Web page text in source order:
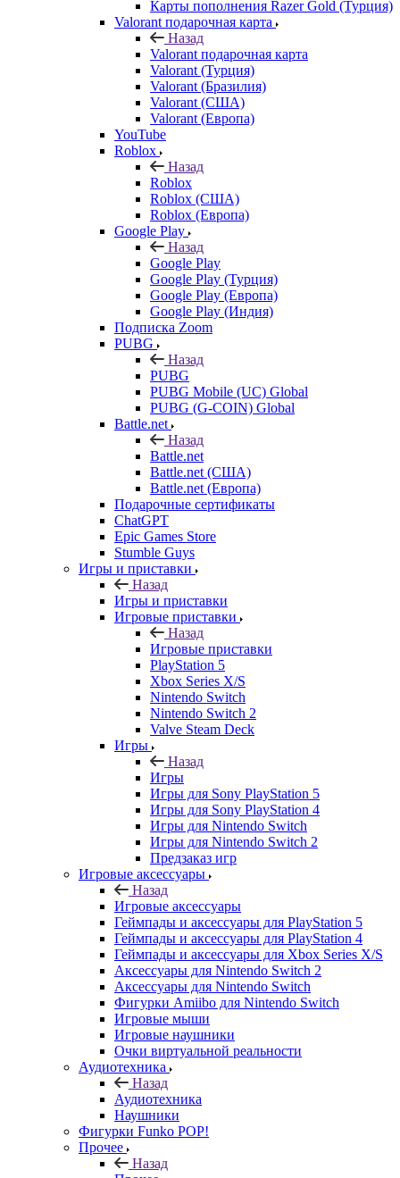
Карты пополнения Razer Gold (Турция)
Valorant подарочная карта
Назад
Valorant подарочная карта
Valorant (Турция)
Valorant (Бразилия)
Valorant (США)
Valorant (Европа)
YouTube
Roblox
Назад
Roblox
Roblox (США)
Roblox (Европа)
Google Play
Назад
Google Play
Google Play (Турция)
Google Play (Европа)
Google Play (Индия)
Подписка Zoom
PUBG
Назад
PUBG
PUBG Mobile (UC) Global
PUBG (G-COIN) Global
Battle.net
Назад
Battle.net
Battle.net (США)
Battle.net (Европа)
Подарочные сертификаты
ChatGPT
Epic Games Store
Stumble Guys
Игры и приставки
Назад
Игры и приставки
Игровые приставки
Назад
Игровые приставки
PlayStation 5
Xbox Series X/S
Nintendo Switch
Nintendo Switch 2
Valve Steam Deck
Игры
Назад
Игры
Игры для Sony PlayStation 5
Игры для Sony PlayStation 4
Игры для Nintendo Switch
Игры для Nintendo Switch 2
Предзаказ игр
Игровые аксессуары
Назад
Игровые аксессуары
Геймпады и аксессуары для PlayStation 5
Геймпады и аксессуары для PlayStation 4
Геймпады и аксессуары для Xbox Series X/S
Аксессуары для Nintendo Switch 2
Аксессуары для Nintendo Switch
Фигурки Amiibo для Nintendo Switch
Игровые мыши
Игровые наушники
Очки виртуальной реальности
Аудиотехника
Назад
Аудиотехника
Наушники
Фигурки Funko POP!
Прочее
Назад